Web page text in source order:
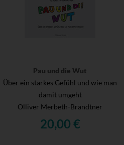
Pau und die Wut
Über ein starkes Gefühl und wie man
damit umgeht
Olliver Merbeth-Brandtner
20,00 €